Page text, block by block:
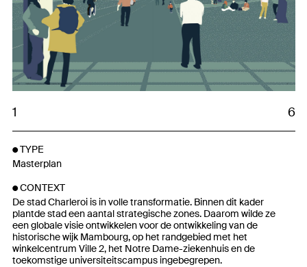
1 6
TYPE
Masterplan
CONTEXT
De stad Charleroi is in volle transformatie. Binnen dit kader
plantde stad een aantal strategische zones. Daarom wilde ze
een globale visie ontwikkelen voor de ontwikkeling van de
historische wijk Mambourg, op het randgebied met het
winkelcentrum Ville 2, het Notre Dame-ziekenhuis en de
toekomstige universiteitscampus ingebegrepen.